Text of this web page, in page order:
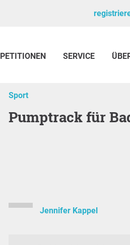
PETITIONEN SERVICE
Sport
Pumptrack für
Jennifer Kappel